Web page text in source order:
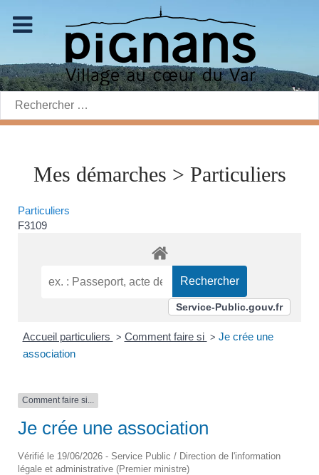
Rechercher:
Mes démarches > Particuliers
Particuliers
F3109
Service-Public.gouv.fr
Accueil particuliers > Comment faire si > Je crée une
association
Comment faire si...
Je crée une association
Vérifié le 19/06/2026 - Service Public / Direction de l'information
légale et administrative (Premier ministre)